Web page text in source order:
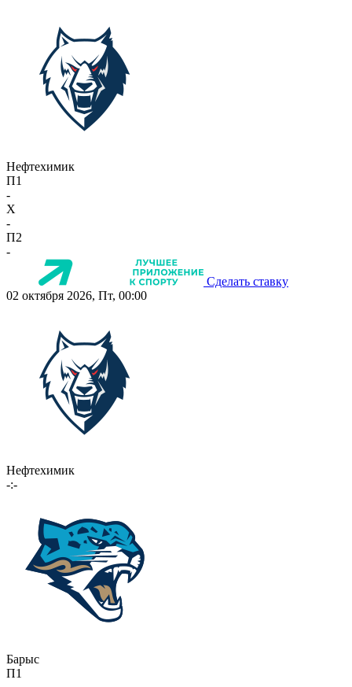
Нефтехимик
П1
-
X
-
П2
-
Сделать ставку
02 октября 2026, Пт, 00:00
Нефтехимик
-:-
Барыс
П1